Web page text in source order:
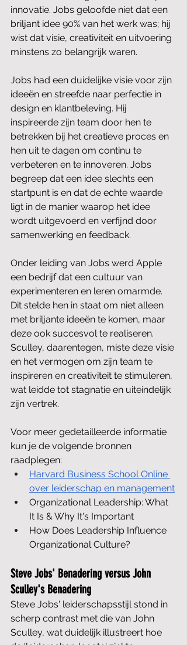
innovatie. Jobs geloofde niet dat een
briljant idee 90% van het werk was; hij
wist dat visie, creativiteit en uitvoering
minstens zo belangrijk waren.
Jobs had een duidelijke visie voor zijn
ideeën en streefde naar perfectie in
design en klantbeleving. Hij
inspireerde zijn team door hen te
betrekken bij het creatieve proces en
hen uit te dagen om continu te
verbeteren en te innoveren. Jobs
begreep dat een idee slechts een
startpunt is en dat de echte waarde
ligt in de manier waarop het idee
wordt uitgevoerd en verfijnd door
samenwerking en feedback.
Onder leiding van Jobs werd Apple
een bedrijf dat een cultuur van
experimenteren en leren omarmde.
Dit stelde hen in staat om niet alleen
met briljante ideeën te komen, maar
deze ook succesvol te realiseren.
Sculley, daarentegen, miste deze visie
en het vermogen om zijn team te
inspireren en creativiteit te stimuleren,
wat leidde tot stagnatie en uiteindelijk
zijn vertrek.
Voor meer gedetailleerde informatie
kun je de volgende bronnen
raadplegen:
Harvard Business School Online
over leiderschap en management
Organizational Leadership: What
It Is & Why It's Important
How Does Leadership Influence
Organizational Culture?
Steve Jobs' Benadering versus John
Sculley's Benadering
Steve Jobs' leiderschapsstijl stond in
scherp contrast met die van John
Sculley, wat duidelijk illustreert hoe